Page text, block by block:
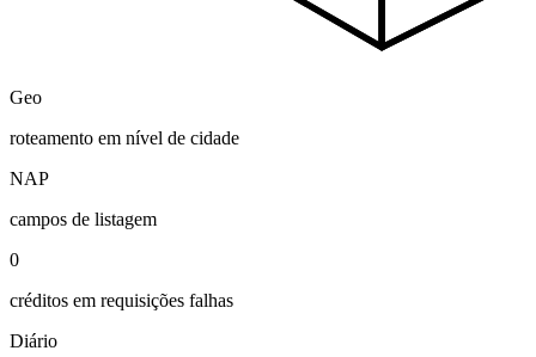
Geo
roteamento em nível de cidade
NAP
campos de listagem
0
créditos em requisições falhas
Diário